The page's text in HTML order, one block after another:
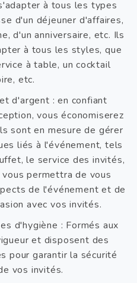
à tous les types
d'un déjeuner d'affaires,
d'un anniversaire, etc. Ils
à tous les styles, que
à table, un cocktail
etc.
d'argent : en confiant
vous économiserez
sont en mesure de gérer
liés à l'événement, tels
le service des invités,
permettra de vous
de l'événement et de
avec vos invités.
d'hygiène : Formés aux
et disposent des
pour garantir la sécurité
vos invités.